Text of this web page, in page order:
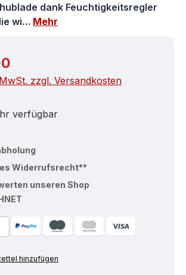
dank Feuchtigkeitsregler
wi… Mehr
zzgl. Versandkosten
verfügbar
Widerrufsrecht**
unseren Shop
hinzufügen